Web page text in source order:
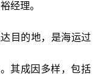
经理。
目的地，是海运过
其成因多样，包括